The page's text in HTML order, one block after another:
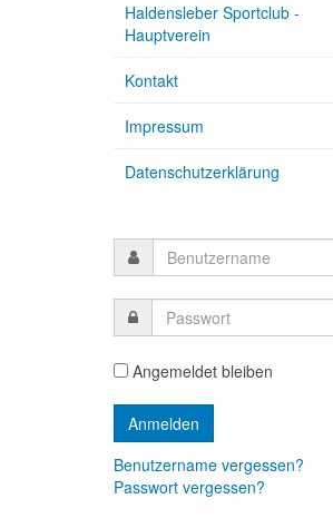
Haldensleber Sportclub -
Hauptverein
Kontakt
Impressum
Datenschutzerklärung
Angemeldet bleiben
Benutzername vergessen?
Passwort vergessen?